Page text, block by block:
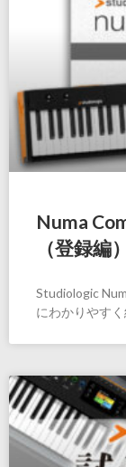
Numa
（登録編）
Studiologic
にわかりやすく